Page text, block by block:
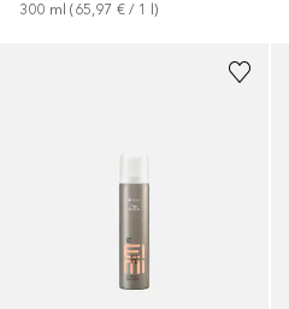
300 ml (65,97 € / 1 l)
1Größe